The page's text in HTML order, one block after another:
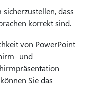
dass
korrekt sind.
von PowerPoint
und
Sie das